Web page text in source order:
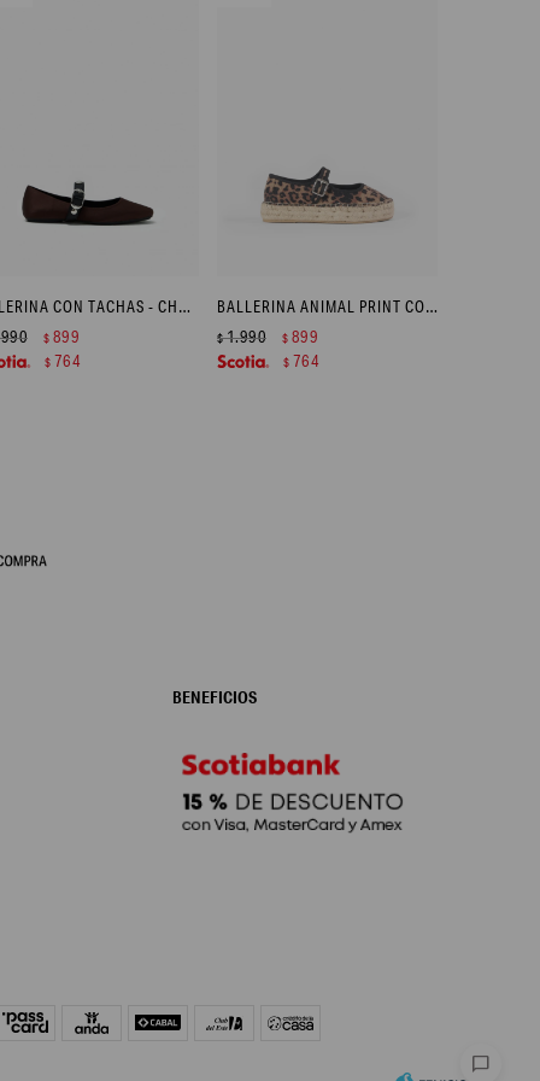
BALERINA CON TACHAS - CHOCOLATE
$ 899
$ 764
BALLERINA ANIMAL PRINT CON SUELA DE YUTE - NEGRO
$1.990 $ 899
$ 764
BENEFICIOS
chat_bubble